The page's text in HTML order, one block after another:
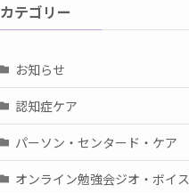
カテゴリー
お知らせ
認知症ケア
パーソン・センタード・ケア
オンライン勉強会ジオ・ボイス